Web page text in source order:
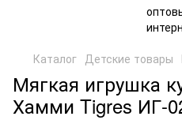
Каталог Детские товары
Мягкая игрушка
Хамми Tigres ИГ-